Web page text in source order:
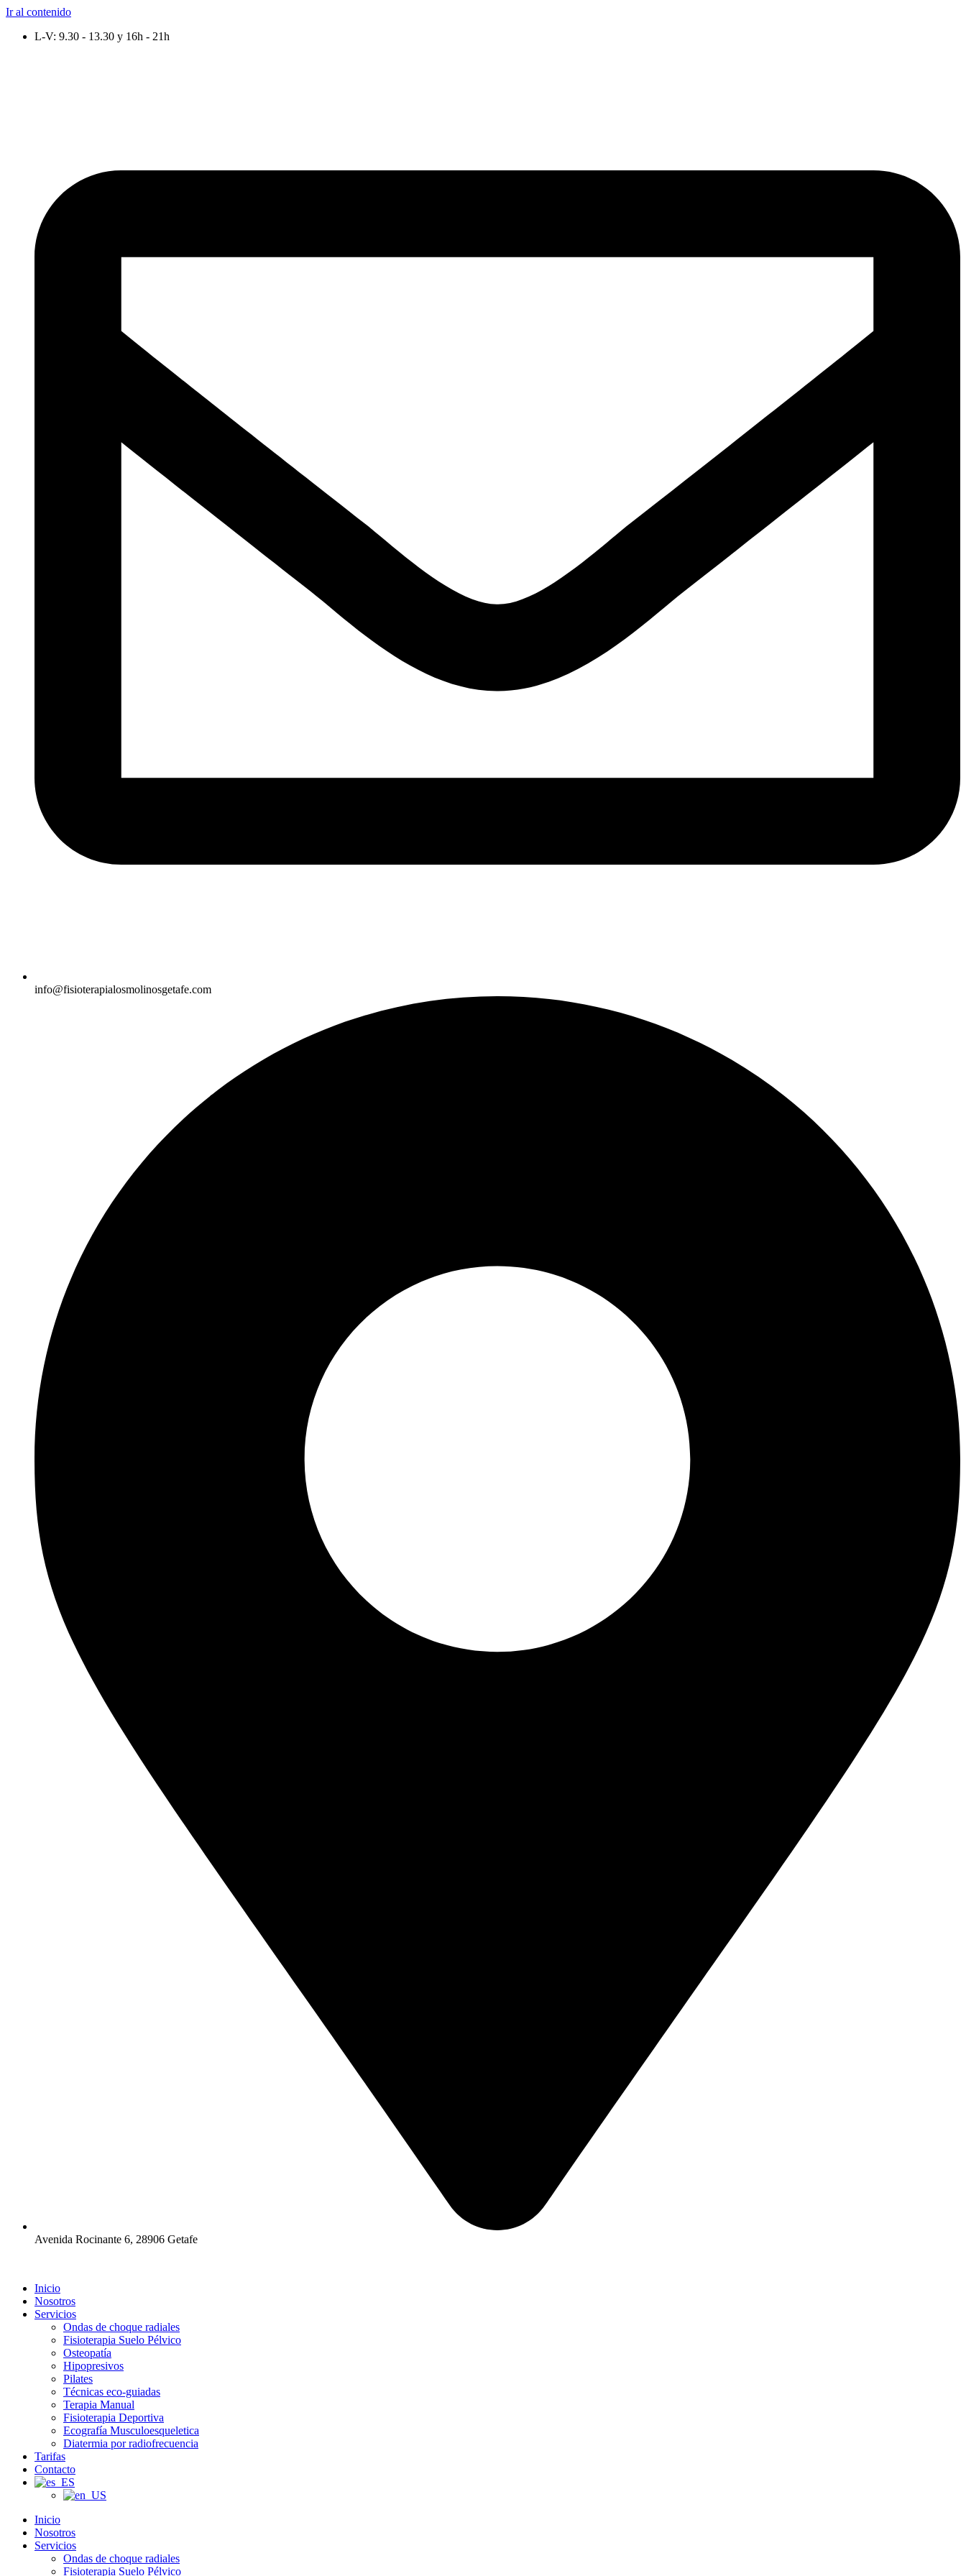
Ir al contenido
L-V: 9.30 - 13.30 y 16h - 21h
info@fisioterapialosmolinosgetafe.com
Avenida Rocinante 6, 28906 Getafe
Inicio
Nosotros
Servicios
Ondas de choque radiales
Fisioterapia Suelo Pélvico
Osteopatía
Hipopresivos
Pilates
Técnicas eco-guiadas
Terapia Manual
Fisioterapia Deportiva
Ecografía Musculoesqueletica
Diatermia por radiofrecuencia
Tarifas
Contacto
Inicio
Nosotros
Servicios
Ondas de choque radiales
Fisioterapia Suelo Pélvico